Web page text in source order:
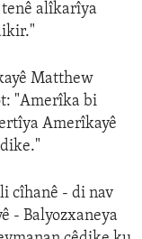
alîkarîya
Matthew
"Amerîka bi
Amerîkayê
cîhanê - di nav
- Balyozxaneya